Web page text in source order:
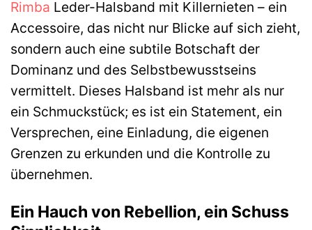
Rimba Leder-Halsband mit Killernieten – ein
Accessoire, das nicht nur Blicke auf sich zieht,
sondern auch eine subtile Botschaft der
Dominanz und des Selbstbewusstseins
vermittelt. Dieses Halsband ist mehr als nur
ein Schmuckstück; es ist ein Statement, ein
Versprechen, eine Einladung, die eigenen
Grenzen zu erkunden und die Kontrolle zu
übernehmen.
Ein Hauch von Rebellion, ein Schuss